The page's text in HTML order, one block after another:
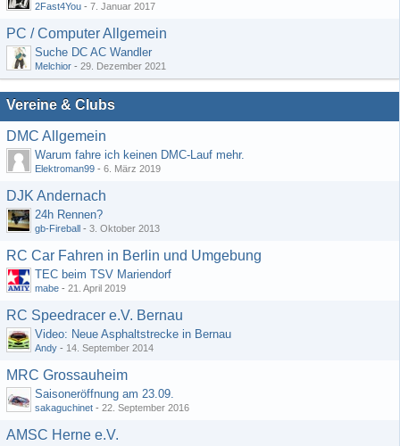
2Fast4You - 7. Januar 2017
PC / Computer Allgemein
Suche DC AC Wandler
Melchior - 29. Dezember 2021
Vereine & Clubs
DMC Allgemein
Warum fahre ich keinen DMC-Lauf mehr.
Elektroman99 - 6. März 2019
DJK Andernach
24h Rennen?
gb-Fireball - 3. Oktober 2013
RC Car Fahren in Berlin und Umgebung
TEC beim TSV Mariendorf
mabe - 21. April 2019
RC Speedracer e.V. Bernau
Video: Neue Asphaltstrecke in Bernau
Andy - 14. September 2014
MRC Grossauheim
Saisoneröffnung am 23.09.
sakaguchinet - 22. September 2016
AMSC Herne e.V.